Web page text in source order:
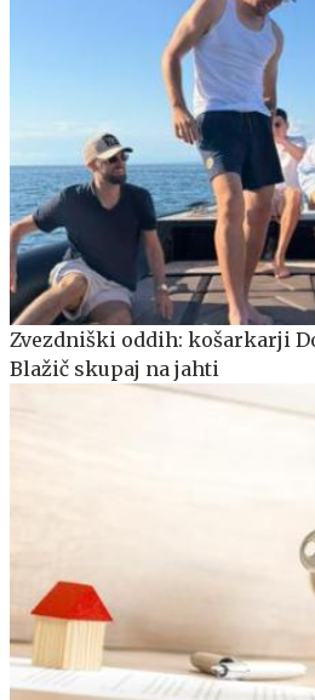
Zvezdniški oddih: košarkarji
Blažič skupaj na jahti